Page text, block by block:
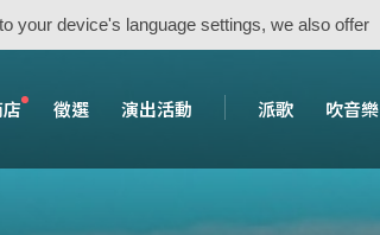
your device's language settings, we also offer
徵選 演出活動 派歌 吹音樂